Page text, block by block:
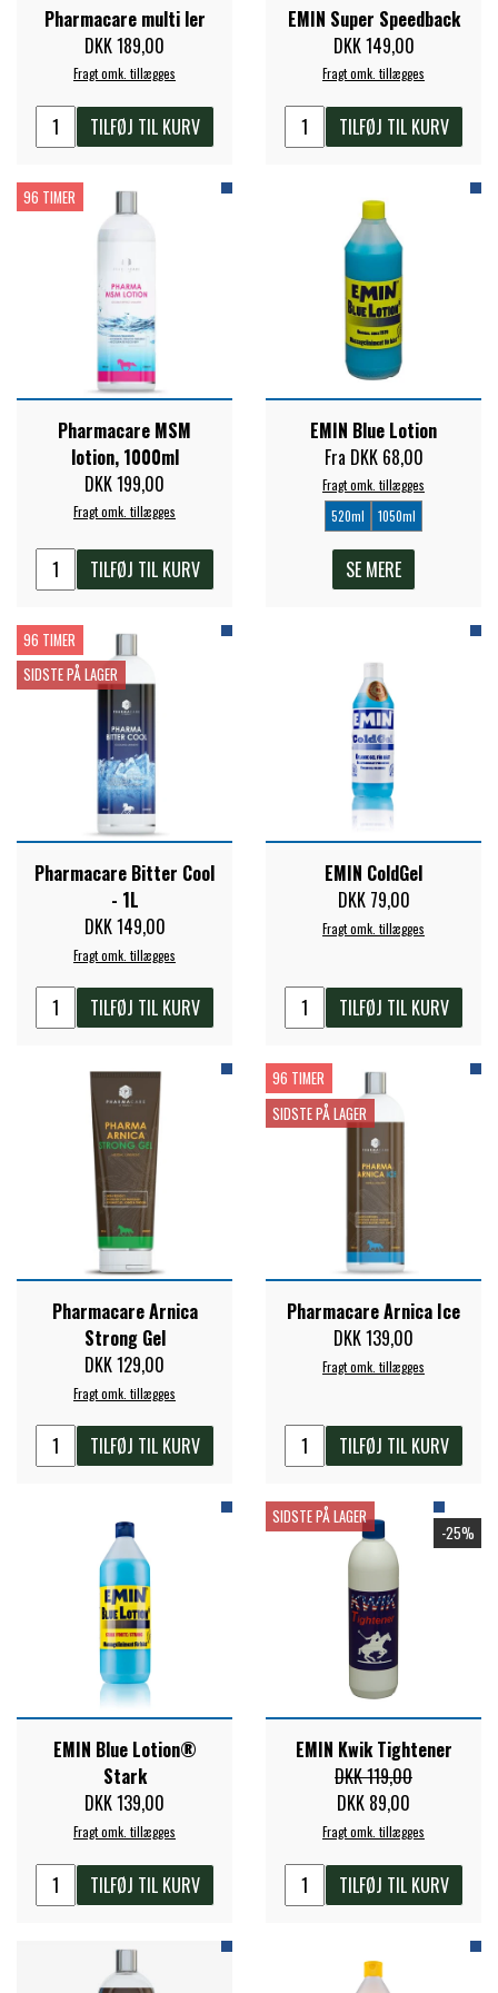
PREMIER EQUINE SADLER
PREMIER EQUINE SADEL TILBEHØR
PREMIER EQUINE SADELUNDERLAG
PREMIER EQUINE PADS
PREMIER EQUINE BENBESKYTTELSE
PREMIER EQUINE TRANSPORT
PREMIER EQUINE KØLETERAPI
PREMIER EQUINE GROOMING & STALD
PREMIER EQUINE RYTTER
FORAN EQUINE
GP TACK
HAPPY MOUTH
KÄLLQUIST EQUESTIAN
MUSTAD
PREMIER EQUINE
STAR TACK
STUD MUFFIN
WAHLSTEN
WALSH
PREMIER EQUINE INSEKTBESKYTTELSE
Pharmacare multi ler
DKK 189,00
Fragt omk. tillægges
TILFØJ TIL KURV
EMIN Super Speedback
DKK 149,00
Fragt omk. tillægges
TILFØJ TIL KURV
96 TIMER
Pharmacare MSM
lotion, 1000ml
DKK 199,00
Fragt omk. tillægges
TILFØJ TIL KURV
EMIN Blue Lotion
Fra DKK 68,00
Fragt omk. tillægges
520ml
1050ml
SE MERE
96 TIMER
SIDSTE PÅ LAGER
Pharmacare Bitter Cool
- 1L
DKK 149,00
Fragt omk. tillægges
TILFØJ TIL KURV
EMIN ColdGel
DKK 79,00
Fragt omk. tillægges
TILFØJ TIL KURV
Pharmacare Arnica
Strong Gel
DKK 129,00
Fragt omk. tillægges
TILFØJ TIL KURV
96 TIMER
SIDSTE PÅ LAGER
Pharmacare Arnica Ice
DKK 139,00
Fragt omk. tillægges
TILFØJ TIL KURV
EMIN Blue Lotion®
Stark
DKK 139,00
Fragt omk. tillægges
TILFØJ TIL KURV
SIDSTE PÅ LAGER
-25%
EMIN Kwik Tightener
DKK 119,00
DKK 89,00
Fragt omk. tillægges
TILFØJ TIL KURV